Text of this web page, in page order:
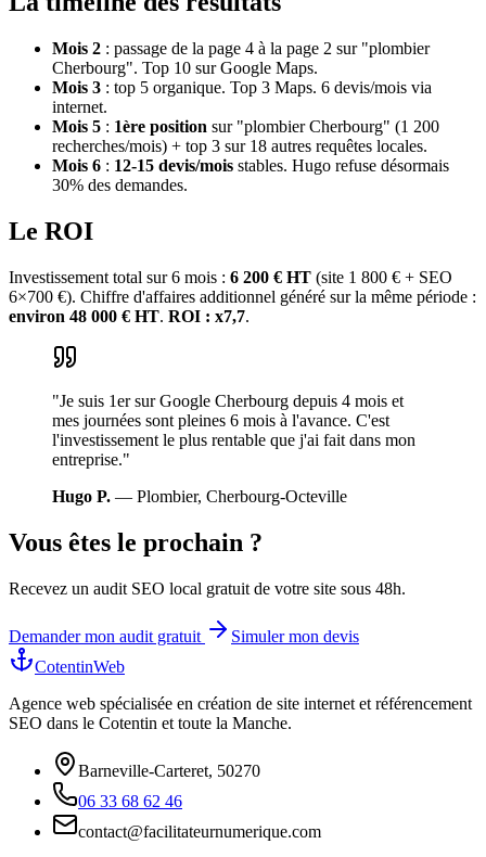
Mois 2 : passage de la page 4 à la page 2 sur "plombier
Cherbourg". Top 10 sur Google Maps.
Mois 3 : top 5 organique. Top 3 Maps. 6 devis/mois via
internet.
Mois 5 : 1ère position sur "plombier Cherbourg" (1 200
recherches/mois) + top 3 sur 18 autres requêtes locales.
Mois 6 : 12-15 devis/mois stables. Hugo refuse désormais
30% des demandes.
Le ROI
Investissement total sur 6 mois : 6 200 € HT (site 1 800 € + SEO
6×700 €). Chiffre d'affaires additionnel généré sur la même période :
environ 48 000 € HT. ROI : x7,7.
"Je suis 1er sur Google Cherbourg depuis 4 mois et
mes journées sont pleines 6 mois à l'avance. C'est
l'investissement le plus rentable que j'ai fait dans mon
entreprise."
Hugo P. — Plombier, Cherbourg-Octeville
Vous êtes le prochain ?
Recevez un audit SEO local gratuit de votre site sous 48h.
Demander mon audit gratuit
Simuler mon devis
CotentinWeb
Agence web spécialisée en création de site internet et référencement
SEO dans le Cotentin et toute la Manche.
Barneville-Carteret, 50270
06 33 68 62 46
contact@facilitateurnumerique.com